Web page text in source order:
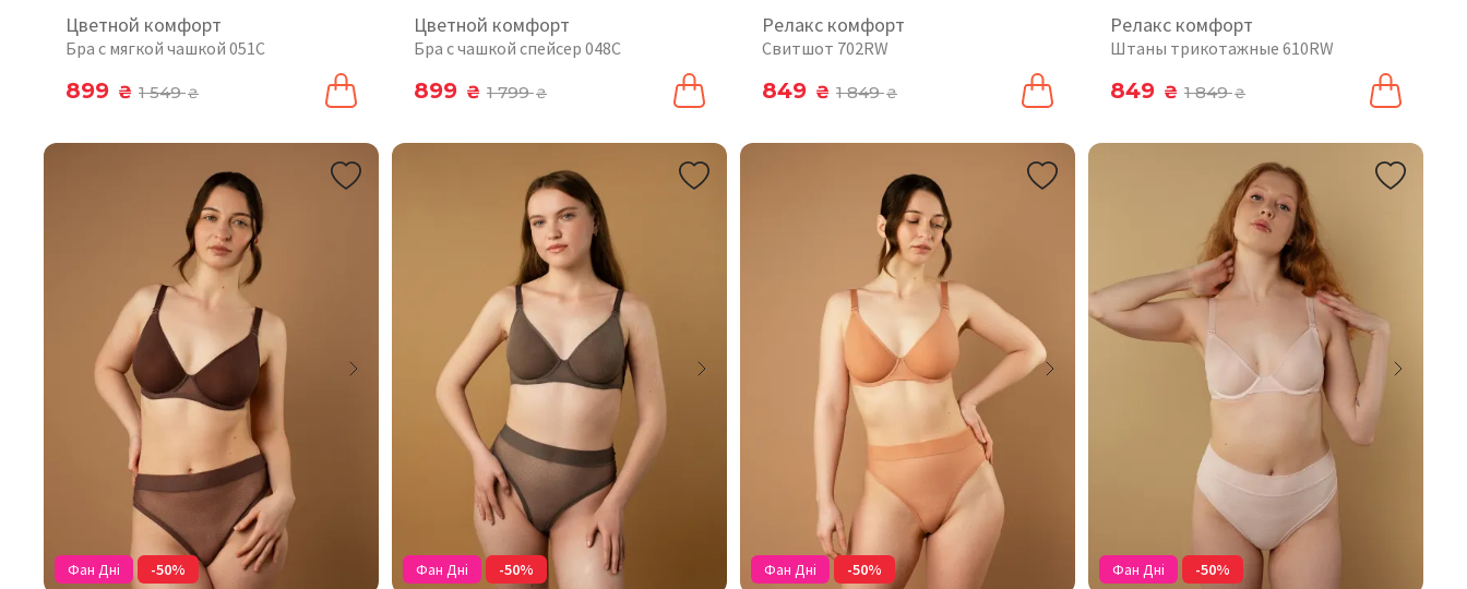
Цветной комфорт
Бра с мягкой чашкой 051C
899 ₴ 1 549₴
Цветной комфорт
Бра с чашкой спейсер 048С
899 ₴ 1 799₴
Релакс комфорт
Свитшот 702RW
849 ₴ 1 849₴
Релакс комфорт
Штаны трикотажные 610RW
849 ₴ 1 849₴
Фан Дні -50% Фан Дні -50% Фан Дні -50% Фан Дні -50%